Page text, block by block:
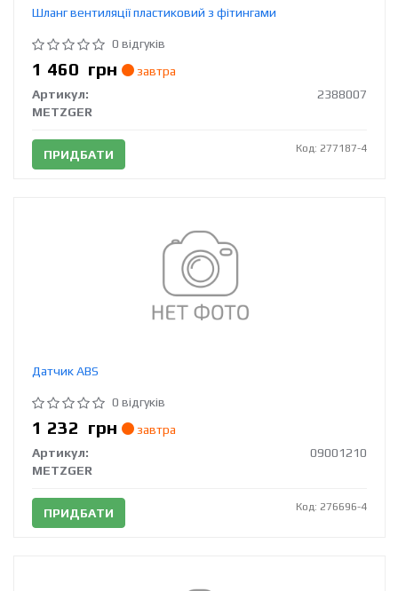
Шланг вентиляції пластиковий з фітингами
0 відгуків
1 460 грн
завтра
Артикул:
2388007
METZGER
ПРИДБАТИ Код: 277187-4
Датчик ABS
0 відгуків
1 232 грн
завтра
Артикул:
09001210
METZGER
ПРИДБАТИ Код: 276696-4